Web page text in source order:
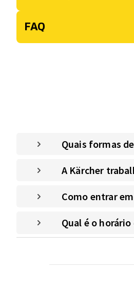
FAQ
Quais formas
A Kärcher
Como entrar
Qual é o